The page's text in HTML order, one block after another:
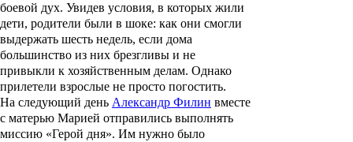
боевой дух. Увидев условия, в которых жили
дети, родители были в шоке: как они смогли
выдержать шесть недель, если дома
большинство из них брезгливы и не
привыкли к хозяйственным делам. Однако
прилетели взрослые не просто погостить.
На следующий день Александр Филин вместе
с матерью Марией отправились выполнять
миссию «Герой дня». Им нужно было